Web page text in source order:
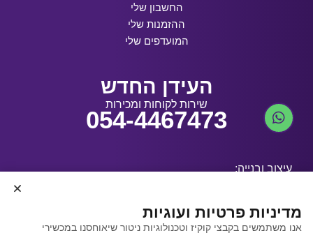
החשבון שלי
ההזמנות שלי
המועדפים שלי
העידן החדש
שירות לקוחות ומכירות
054-4467473
עיצוב ובנייה:
מדיניות פרטיות ועוגיות
אנו משתמשים בקבצי קוקיז וטכנולוגיות ניטור שיאוחסנו במכשירי